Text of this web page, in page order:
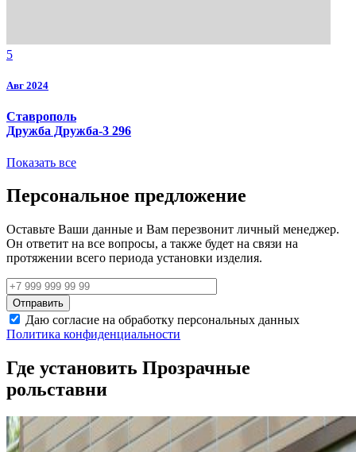
5
Авг 2024
Ставрополь
Дружба Дружба-3 296
Показать все
Персональное предложение
Оставьте Ваши данные и Вам перезвонит личный менеджер.
Он ответит на все вопросы, а также будет на связи на
протяжении всего периода установки изделия.
Даю согласие на обработку персональных данных
Политика конфиденциальности
Где установить Прозрачные
рольставни